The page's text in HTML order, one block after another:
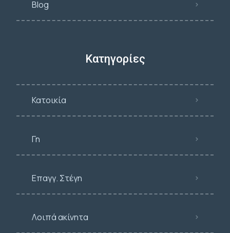
Blog
Κατηγορίες
Κατοικία
Γη
Επαγγ. Στέγη
Λοιπά ακίνητα